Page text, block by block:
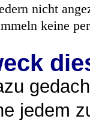
nicht
keine
jedem